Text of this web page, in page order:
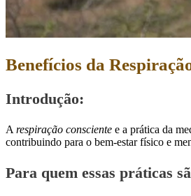
Benefícios da
Introdução:
A respiração consciente e a prática da
contribuindo para o bem-estar físico e
Para quem essas práticas